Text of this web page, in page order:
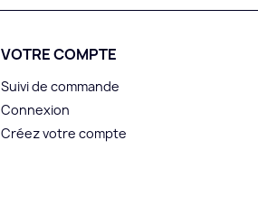
VOTRE COMPTE
Suivi de commande
Connexion
Créez votre compte